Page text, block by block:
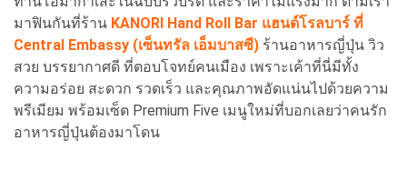
มาฟินกันที่ร้าน KANORI Hand Roll Bar แฮนด์โรลบาร์ ที่
Central Embassy (เซ็นทรัล เอ็มบาสซี) ร้านอาหารญี่ปุ่น วิว
สวย บรรยากาศดี ที่ตอบโจทย์คนเมือง เพราะเค้าที่นี่มีทั้ง
ความอร่อย สะดวก รวดเร็ว และคุณภาพอัดแน่นไปด้วยความ
พรีเมียม พร้อมเซ็ต Premium Five เมนูใหม่ที่บอกเลยว่าคนรัก
อาหารญี่ปุ่นต้องมาโดน